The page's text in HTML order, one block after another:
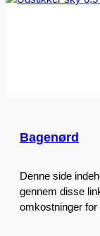
Bagenørd
Denne side
gennem disse
omkostninger for